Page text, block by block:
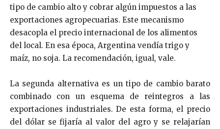
tipo de cambio alto y cobrar algún impuestos a las
exportaciones agropecuarias. Este mecanismo
desacopla el precio internacional de los alimentos
del local. En esa época, Argentina vendía trigo y
maíz, no soja. La recomendación, igual, vale.
La segunda alternativa es un tipo de cambio barato
combinado con un esquema de reintegros a las
exportaciones industriales. De esta forma, el precio
del dólar se fijaría al valor del agro y se relajarían